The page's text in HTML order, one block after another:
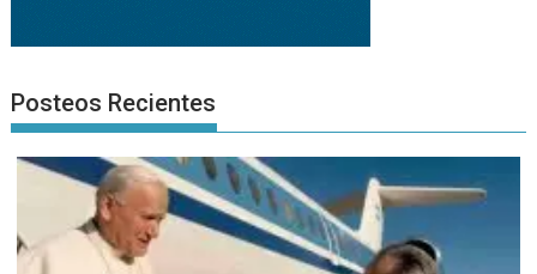
Posteos Recientes